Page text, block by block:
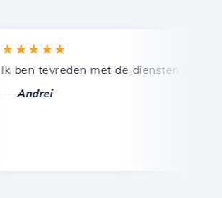
technische ondersteuning.
tevreden met de diensten die door